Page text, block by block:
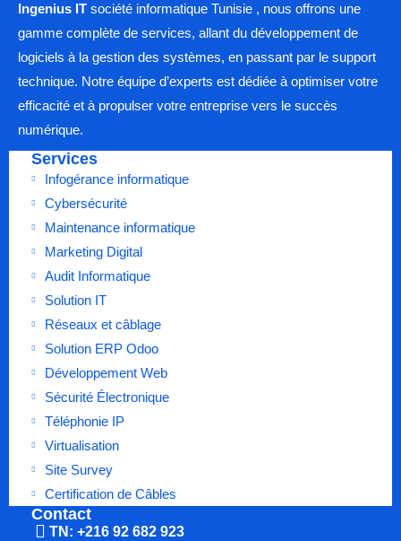
Ingenius IT société informatique Tunisie , nous offrons une
gamme complète de services, allant du développement de
logiciels à la gestion des systèmes, en passant par le support
technique. Notre équipe d’experts est dédiée à optimiser votre
efficacité et à propulser votre entreprise vers le succès
numérique.
Services
Infogérance informatique
Cybersécurité
Maintenance informatique
Marketing Digital
Audit Informatique
Solution IT
Réseaux et câblage
Solution ERP Odoo
Développement Web
Sécurité Électronique
Téléphonie IP
Virtualisation
Site Survey
Certification de Câbles
Contact
TN: +216 92 682 923